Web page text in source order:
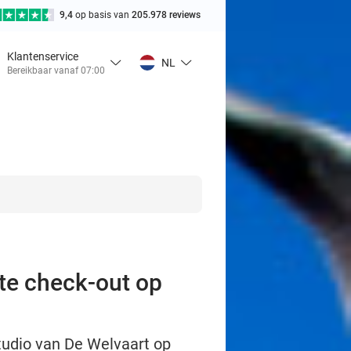
9,4 op basis van 205.978 reviews
Klantenservice
Bereikbaar vanaf 07:00
NL
check-out op
van De Welvaart op